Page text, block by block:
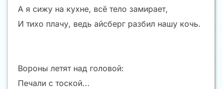
А я сижу на кухне, всё тело замирает,
И тихо плачу, ведь айсберг разбил нашу кочь.
Вороны летят над головой:
Печали с тоской...